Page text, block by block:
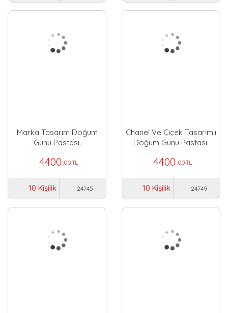
Marka Tasarım Doğum
Günü Pastası.
4400 ,00 TL
10 Kişilik 24745
Chanel Ve Çiçek Tasarımlı
Doğum Günü Pastası.
4400 ,00 TL
10 Kişilik 24749